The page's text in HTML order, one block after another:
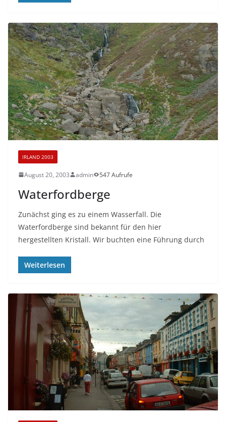
IRLAND 2003
August 20, 2003 admin 547 Aufrufe
Waterfordberge
Zunächst ging es zu einem Wasserfall. Die
Waterfordberge sind bekannt für den hier
hergestellten Kristall. Wir buchten eine Führung durch
Weiterlesen